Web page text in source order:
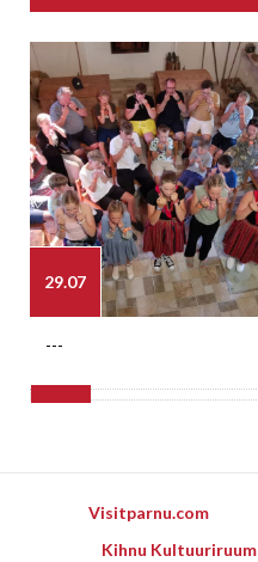
29.07
---
Visitparnu.com
Kihnu Kultuuriruum